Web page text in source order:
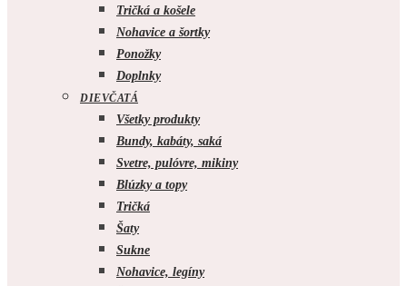
Tričká a košele
Nohavice a šortky
Ponožky
Doplnky
DIEVČATÁ
Všetky produkty
Bundy, kabáty, saká
Svetre, pulóvre, mikiny
Blúzky a topy
Tričká
Šaty
Sukne
Nohavice, legíny